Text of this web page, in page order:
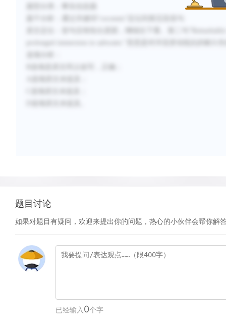
题目讨论
如果对题目有疑问，欢迎来提出你的问题，热心的小伙伴会帮你解
已经输入 0个字